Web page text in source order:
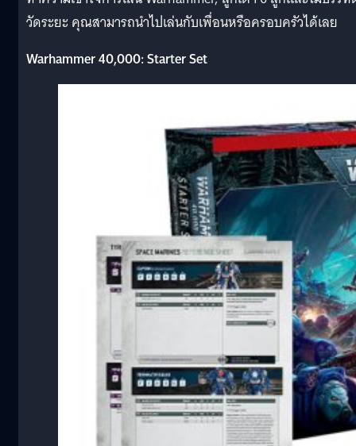
วัดระยะ คุณสามารถนำไปเล่นกับเพื่อนหรือครอบครัวได้เลย
Warhammer 40,000: Starter Set